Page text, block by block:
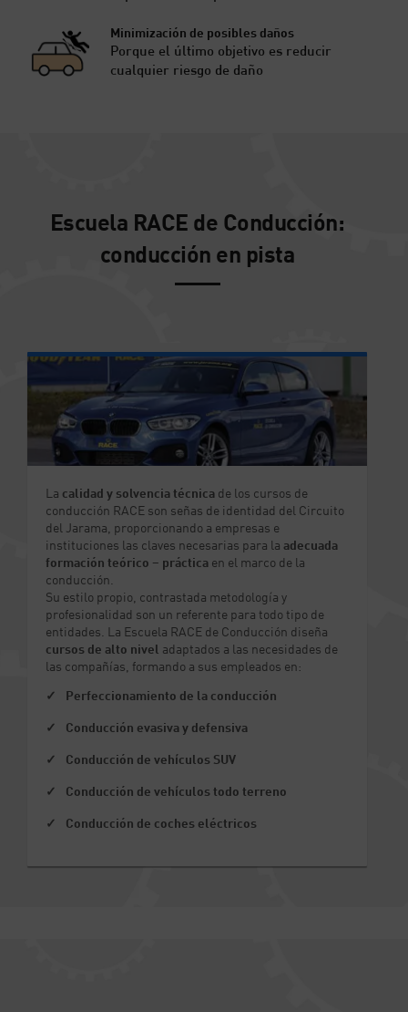
Minimización de posibles daños
Porque el último objetivo es reducir
cualquier riesgo de daño
Escuela RACE de Conducción:
conducción en pista
La calidad y solvencia técnica de los cursos de
conducción RACE son señas de identidad del Circuito
del Jarama, proporcionando a empresas e
instituciones las claves necesarias para la adecuada
formación teórico – práctica en el marco de la
conducción.
Su estilo propio, contrastada metodología y
profesionalidad son un referente para todo tipo de
entidades. La Escuela RACE de Conducción diseña
cursos de alto nivel adaptados a las necesidades de
las compañías, formando a sus empleados en:
Perfeccionamiento de la conducción
Conducción evasiva y defensiva
Conducción de vehículos SUV
Conducción de vehículos todo terreno
Conducción de coches eléctricos